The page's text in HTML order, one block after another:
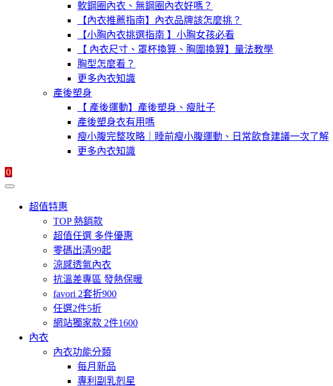
軟鋼圈內衣、無鋼圈內衣好嗎？
【內衣推薦指南】內衣品牌該怎麼挑？
【小胸內衣挑選指南 】小胸女孩必看
【 內衣尺寸、罩杯換算、胸圍換算】量法教學
胸型怎麼看？
更多內衣知識
產後塑身
【 產後運動】產後塑身、瘦肚子
產後塑身衣有用嗎
瘦小腹完整攻略｜睡前瘦小腹運動、日常飲食建議一次了解
更多內衣知識
0
超值特惠
TOP 熱銷款
超值任選 多件優惠
零碼出清99起
涼感透氣內衣
抗溫差專區 發熱保暖
favori 2套折900
任選2件5折
網站獨家款 2件1600
內衣
內衣功能分類
每月新品
專利副乳剋星